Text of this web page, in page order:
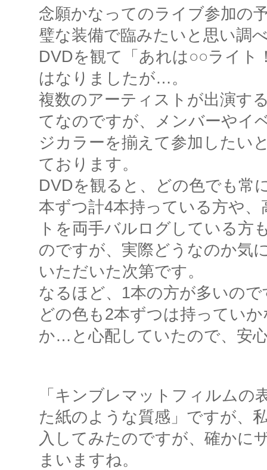
念願かなってのライブ参加の
璧な装備で臨みたいと思い調
DVDを観て「あれは○○ライト
はなりましたが…。
複数のアーティストが出演す
てなのですが、メンバーやイ
ジカラーを揃えて参加したい
ております。
DVDを観ると、どの色でも常
本ずつ計4本持っている方や
トを両手バルログしている方
のですが、実際どうなのか気
いただいた次第です。
なるほど、1本の方が多いので
どの色も2本ずつは持ってい
か…と心配していたので、安
「キンブレマットフィルムの
た紙のような質感」ですが、
入してみたのですが、確かに
まいますね。